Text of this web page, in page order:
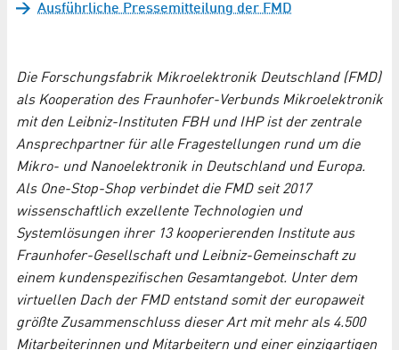
Ausführliche Pressemitteilung der FMD
Die Forschungsfabrik Mikroelektronik Deutschland (FMD)
als Kooperation des Fraunhofer-Verbunds Mikroelektronik
mit den Leibniz-Instituten FBH und IHP ist der zentrale
Ansprechpartner für alle Fragestellungen rund um die
Mikro- und Nanoelektronik in Deutschland und Europa.
Als One-Stop-Shop verbindet die FMD seit 2017
wissenschaftlich exzellente Technologien und
Systemlösungen ihrer 13 kooperierenden Institute aus
Fraunhofer-Gesellschaft und Leibniz-Gemeinschaft zu
einem kundenspezifischen Gesamtangebot. Unter dem
virtuellen Dach der FMD entstand somit der europaweit
größte Zusammenschluss dieser Art mit mehr als 4.500
Mitarbeiterinnen und Mitarbeitern und einer einzigartigen